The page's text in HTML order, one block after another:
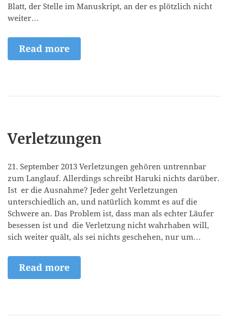
Blatt, der Stelle im Manuskript, an der es plötzlich nicht
weiter…
Read more
Verletzungen
21. September 2013 Verletzungen gehören untrennbar
zum Langlauf. Allerdings schreibt Haruki nichts darüber.
Ist er die Ausnahme? Jeder geht Verletzungen
unterschiedlich an, und natürlich kommt es auf die
Schwere an. Das Problem ist, dass man als echter Läufer
besessen ist und die Verletzung nicht wahrhaben will,
sich weiter quält, als sei nichts geschehen, nur um…
Read more